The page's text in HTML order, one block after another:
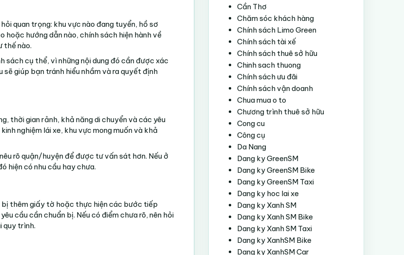
quan trọng: khu vực nào đang tuyển, hồ sơ
hoặc hướng dẫn nào, chính sách hiện hành về
thế nào.
sách cụ thể, vì những nội dung đó cần được xác
giúp bạn tránh hiểu nhầm và ra quyết định
thời gian rảnh, khả năng di chuyển và các yêu
nghiệm lái xe, khu vực mong muốn và khả
rõ quận/huyện để được tư vấn sát hơn. Nếu ở
hiện có nhu cầu hay chưa.
thêm giấy tờ hoặc thực hiện các bước tiếp
cầu cần chuẩn bị. Nếu có điểm chưa rõ, nên hỏi
quy trình.
Cần Thơ
Chăm sóc khách hàng
Chính sách Limo Green
Chính sách tài xế
Chính sách thuê sở hữu
Chinh sach thuong
Chính sách ưu đãi
Chính sách vận doanh
Chua mua o to
Chương trình thuê sở hữu
Cong cu
Công cụ
Da Nang
Dang ky GreenSM
Dang ky GreenSM Bike
Dang ky GreenSM Taxi
Dang ky hoc lai xe
Dang ky Xanh SM
Dang ky Xanh SM Bike
Dang ky Xanh SM Taxi
Dang ky XanhSM Bike
Dang ky XanhSM Car